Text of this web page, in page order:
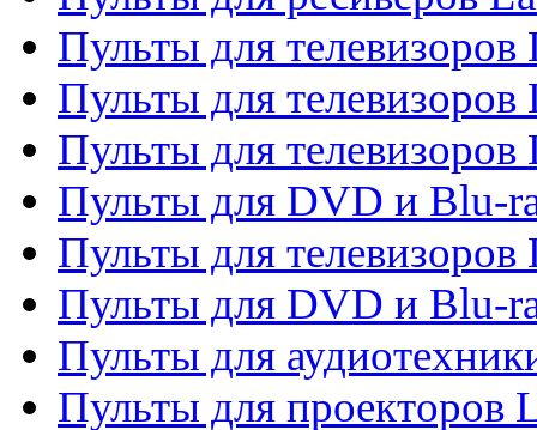
Пульты для телевизоров
Пульты для телевизоров
Пульты для телевизоров
Пульты для DVD и Blu-
Пульты для телевизоров
Пульты для DVD и Blu-
Пульты для
Пульты для проекторов